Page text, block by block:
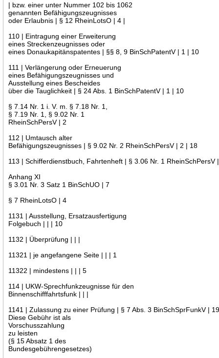
| bzw. einer unter Nummer 102 bis 1062
genannten Befähigungszeugnisses
oder Erlaubnis | § 12 RheinLotsO | 4 |
110 | Eintragung einer Erweiterung
eines Streckenzeugnisses oder
eines Donaukapitänspatentes | §§ 8, 9 BinSchPatentV | 1 | 10
111 | Verlängerung oder Erneuerung
eines Befähigungszeugnisses und
Ausstellung eines Bescheides
über die Tauglichkeit | § 24 Abs. 1 BinSchPatentV | 1 | 10
§ 7.14 Nr. 1 i. V. m. § 7.18 Nr. 1,
§ 7.19 Nr. 1, § 9.02 Nr. 1
RheinSchPersV | 2
112 | Umtausch alter
Befähigungszeugnisses | § 9.02 Nr. 2 RheinSchPersV | 2 | 18
113 | Schifferdienstbuch, Fahrtenheft | § 3.06 Nr. 1 RheinSchPersV
Anhang XI
§ 3.01 Nr. 3 Satz 1 BinSchUO | 7
§ 7 RheinLotsO | 4
1131 | Ausstellung, Ersatzausfertigung
Folgebuch | | | 10
1132 | Überprüfung | | |
11321 | je angefangene Seite | | | 1
11322 | mindestens | | | 5
114 | UKW-Sprechfunkzeugnisse für den
Binnenschifffahrtsfunk | | |
1141 | Zulassung zu einer Prüfung | § 7 Abs. 3 BinSchSprFunkV |
Diese Gebühr ist als
Vorschusszahlung
zu leisten
(§ 15 Absatz 1 des
Bundesgebührengesetzes)